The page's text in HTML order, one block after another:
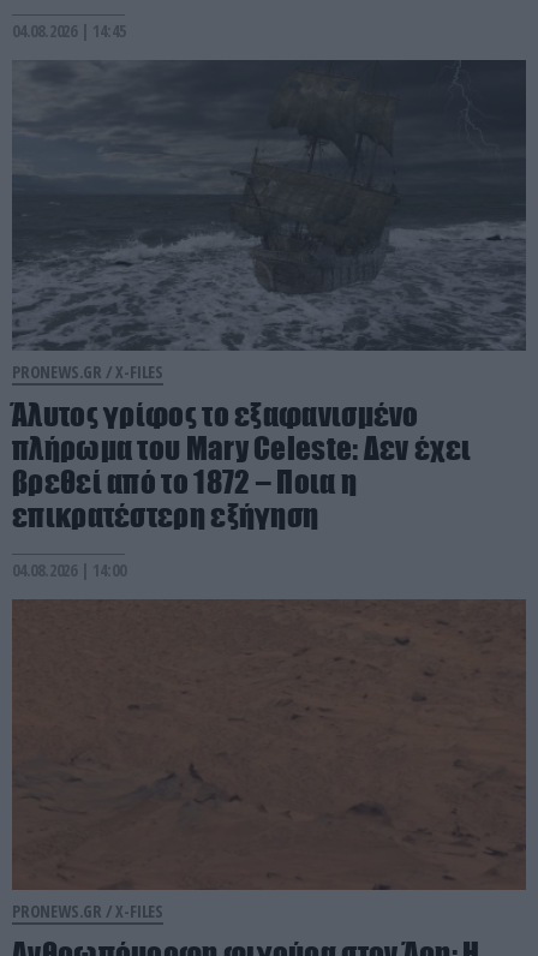
04.08.2026 | 14:45
PRONEWS.GR /X-FILES
Άλυτος γρίφος το εξαφανισμένο
πλήρωμα του Mary Celeste: Δεν έχει
βρεθεί από το 1872 – Ποια η
επικρατέστερη εξήγηση
04.08.2026 | 14:00
PRONEWS.GR /X-FILES